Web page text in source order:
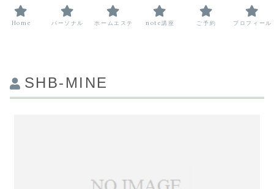
SHB-MINE
Home パーソナル ホームエステ note講座 ご予約 プロフィール